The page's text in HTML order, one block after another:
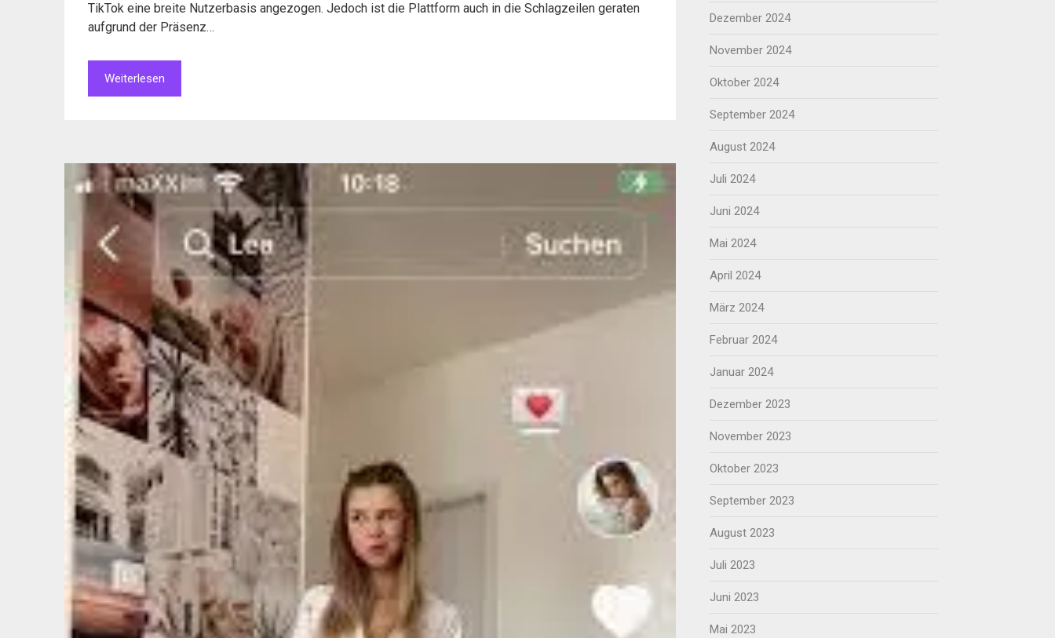
TikTok eine breite Nutzerbasis angezogen. Jedoch ist die Plattform auch in die Schlagzeilen geraten
aufgrund der Präsenz…
Weiterlesen
Dezember 2024
November 2024
Oktober 2024
September 2024
August 2024
Juli 2024
Juni 2024
Mai 2024
April 2024
März 2024
Februar 2024
Januar 2024
Dezember 2023
November 2023
Oktober 2023
September 2023
August 2023
Juli 2023
Juni 2023
Mai 2023